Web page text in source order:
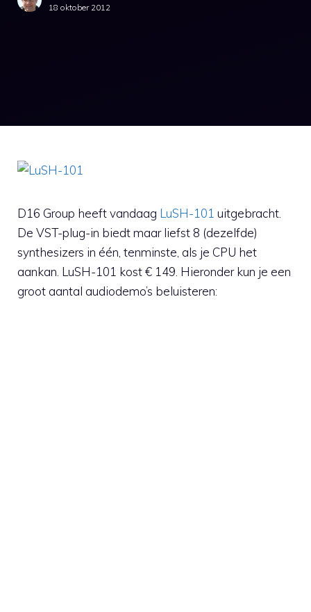
18 oktober 2012
D16 Group heeft vandaag LuSH-101 uitgebracht.
De VST-plug-in biedt maar liefst 8 (dezelfde)
synthesizers in één, tenminste, als je CPU het
aankan. LuSH-101 kost € 149. Hieronder kun je een
groot aantal audiodemo’s beluisteren: